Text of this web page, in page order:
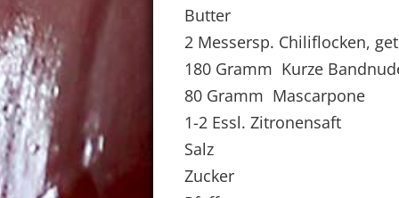
Butter
2 Messersp. Chiliflocken,
180 Gramm Kurze
80 Gramm Mascarpone
1-2 Essl. Zitronensaft
Salz
Zucker